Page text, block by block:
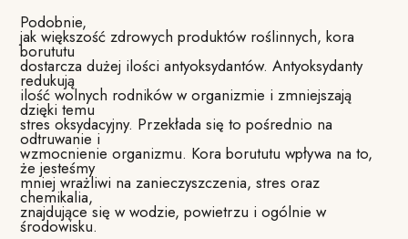
Podobnie,
jak większość zdrowych produktów roślinnych, kora
borututu
dostarcza dużej ilości antyoksydantów. Antyoksydanty
redukują
ilość wolnych rodników w organizmie i zmniejszają
dzięki temu
stres oksydacyjny. Przekłada się to pośrednio na
odtruwanie i
wzmocnienie organizmu. Kora borututu wpływa na to,
że jesteśmy
mniej wrażliwi na zanieczyszczenia, stres oraz
chemikalia,
znajdujące się w wodzie, powietrzu i ogólnie w
środowisku.